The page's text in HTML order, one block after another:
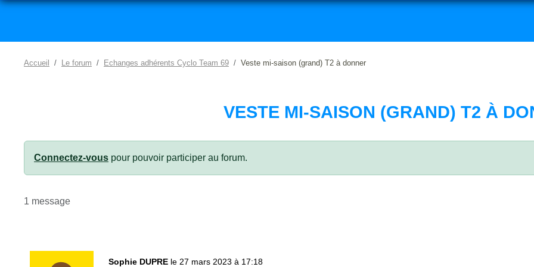
Accueil Le forum Echanges adhérents Cyclo Team 69 Veste mi-saison (grand) T2 à donner
VESTE MI-SAISON (GRAND) T2 À
Connectez-vous pour pouvoir participer au forum.
1 message
Sophie DUPRE le 27 mars 2023 à 17:18